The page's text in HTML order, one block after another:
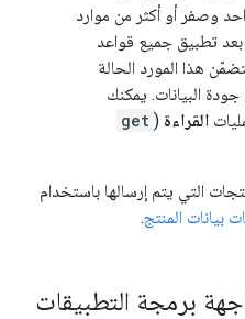
وصفر أو أكثر من موارد
بعد تطبيق جميع قواعد
هذا المورد الحالة
البيانات. يمكنك
القراءة (
get
التي يتم إرسالها باستخدام
بيانات المنتج.
برمجة التطبيقات